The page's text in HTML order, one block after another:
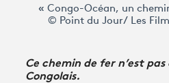
« Congo-Océan, un
© Point du Jour/ Les
Ce chemin de fer n’est
Congolais.